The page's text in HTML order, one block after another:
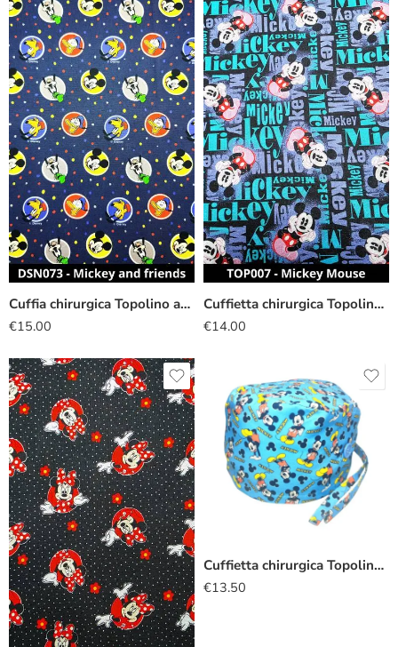
Cuffia chirurgica Topolino amici pois
€15.00
Cuffietta chirurgica Topolino scritte
€14.00
Cuffietta chirurgica Topolino azzurro
€13.50